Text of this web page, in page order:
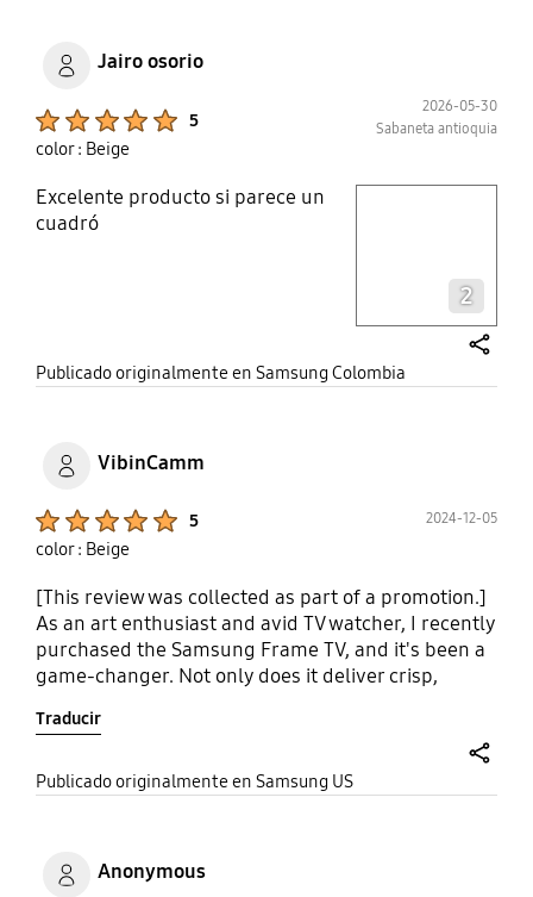
Jairo osorio
5
2026-05-30
Sabaneta antioquia
color : Beige
Excelente producto si parece un
cuadró
2
Publicado originalmente en Samsung Colombia
VibinCamm
5 2024-12-05
color : Beige
[This review was collected as part of a promotion.]
As an art enthusiast and avid TV watcher, I recently
purchased the Samsung Frame TV, and it's been a
game-changer. Not only does it deliver crisp,
but it also doubles as a stunning piece of wall art.
The frame blends seamlessly with my decor, and
the customizable bezels allow me to match it
like a real painting. Plus, the slim design and no-
gap wall mount make it look even more elegant.
Traducir
Publicado originalmente en Samsung US
Anonymous